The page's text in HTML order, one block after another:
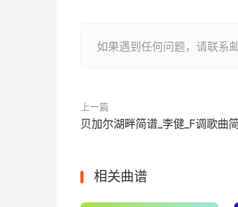
如果遇到任何问题，请联系
上一篇
贝加尔湖畔简谱_李健_F调歌曲
相关曲谱